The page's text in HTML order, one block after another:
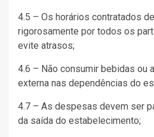
4.5 – Os horários contratados
rigorosamente por todos os
evite atrasos;
4.6 – Não consumir bebidas ou
externa nas dependências do
4.7 – As despesas devem ser
da saída do estabelecimento;